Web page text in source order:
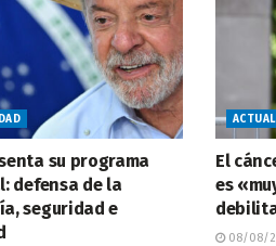
su programa
defensa de la
seguridad e
El
es
08/08/